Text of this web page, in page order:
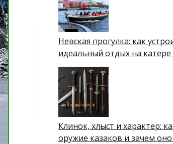
Невская прогулка: как
идеальный отдых на
Клинок, хлыст и характер:
оружие казаков и зачем